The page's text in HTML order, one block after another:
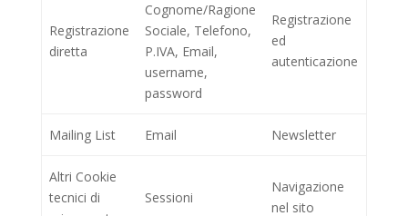
Registrazione
diretta
Cognome/Ragione
Sociale, Telefono,
P.IVA, Email,
username,
password
Registrazione
ed
autenticazione
Mailing List Email Newsletter
Altri Cookie
tecnici di
Sessioni
Navigazione
nel sito